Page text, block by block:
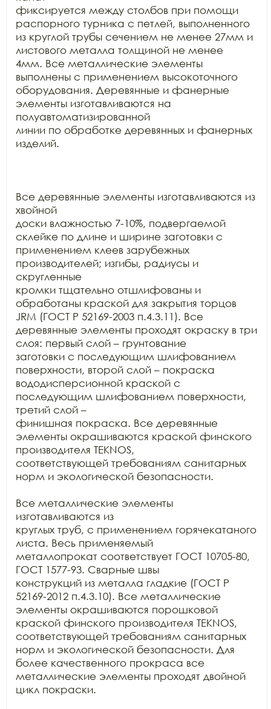
фиксируется между столбов при помощи
распорного турника с петлей, выполненного
из круглой трубы сечением не менее 27мм и
листового металла толщиной не менее
4мм. Все металлические элементы
выполнены с применением высокоточного
оборудования. Деревянные и фанерные
элементы изготавливаются на
полуавтоматизированной
линии по обработке деревянных и фанерных
изделий.
Все деревянные элементы изготавливаются из
хвойной
доски влажностью 7-10%, подвергаемой
склейке по длине и ширине заготовки с
применением клеев зарубежных
производителей; изгибы, радиусы и
скругленные
кромки тщательно отшлифованы и
обработаны краской для закрытия торцов
JRM (ГОСТ Р 52169-2003 п.4.3.11). Все
деревянные элементы проходят окраску в три
слоя: первый слой – грунтование
заготовки с последующим шлифованием
поверхности, второй слой – покраска
вододисперсионной краской с
последующим шлифованием поверхности,
третий слой –
финишная покраска. Все деревянные
элементы окрашиваются краской финского
производителя TEKNOS,
соответствующей требованиям санитарных
норм и экологической безопасности.
Все металлические элементы
изготавливаются из
круглых труб, с применением горячекатаного
листа. Весь применяемый
металлопрокат соответствует ГОСТ 10705-80,
ГОСТ 1577-93. Сварные швы
конструкций из металла гладкие (ГОСТ Р
52169-2012 п.4.3.10). Все металлические
элементы окрашиваются порошковой
краской финского производителя TEKNOS,
соответствующей требованиям санитарных
норм и экологической безопасности. Для
более качественного прокраса все
металлические элементы проходят двойной
цикл покраски.